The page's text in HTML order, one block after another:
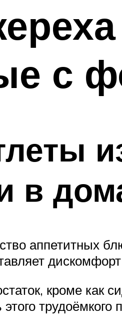
с
в
аппетитных
кроме как
трудоёмкого